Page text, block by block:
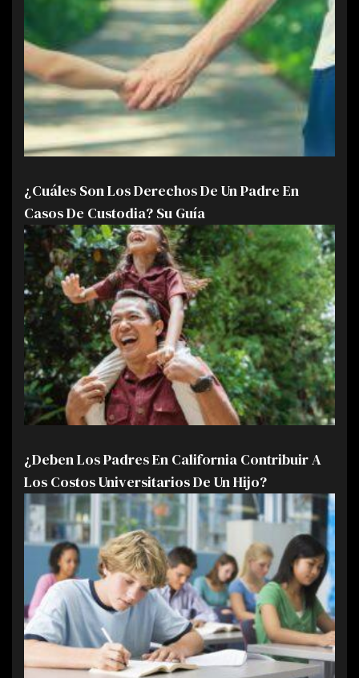
¿Cuáles Son Los Derechos De Un Padre En
Casos De Custodia? Su Guía
¿Deben Los Padres En California Contribuir A
Los Costos Universitarios De Un Hijo?